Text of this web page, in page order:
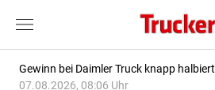
Gewinn bei Daimler Truck knapp halbiert
07.08.2026, 08:06 Uhr